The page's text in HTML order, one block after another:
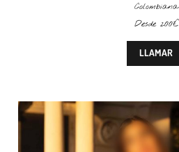
Colombiana
Desde 200€
LLAMAR